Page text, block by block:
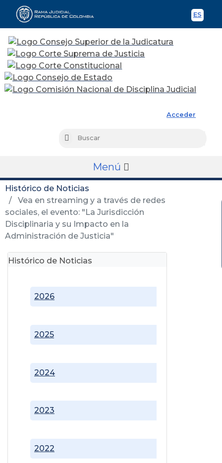
ES
Acceder
Buscar
Menú
Histórico de Noticias
Vea en streaming y a través de redes
sociales, el evento: "La Jurisdicción
Disciplinaria y su Impacto en la
Administración de Justicia"
Histórico de Noticias
2022
2023
2024
2025
2026